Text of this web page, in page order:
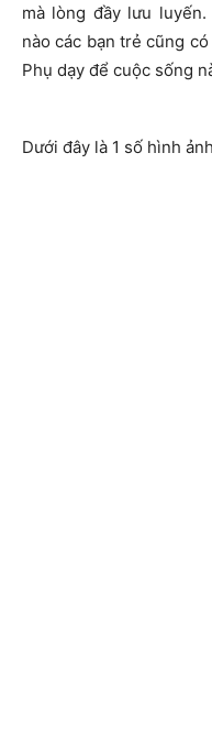
mà lòng đầy lưu
nào các bạn trẻ cũng
Phụ dạy để cuộc sống
Dưới đây là 1 số hình